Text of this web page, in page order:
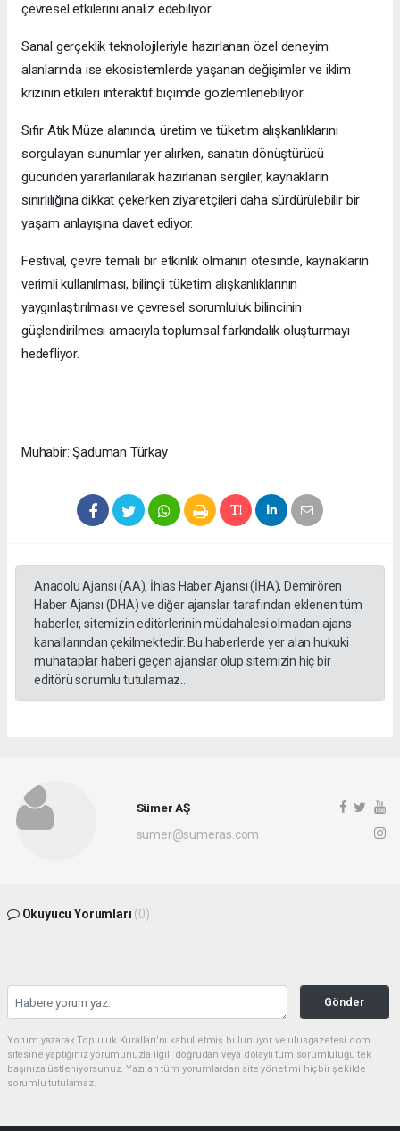
çevresel etkilerini analiz edebiliyor.
Sanal gerçeklik teknolojileriyle hazırlanan özel deneyim
alanlarında ise ekosistemlerde yaşanan değişimler ve iklim
krizinin etkileri interaktif biçimde gözlemlenebiliyor.
Sıfır Atık Müze alanında, üretim ve tüketim alışkanlıklarını
sorgulayan sunumlar yer alırken, sanatın dönüştürücü
gücünden yararlanılarak hazırlanan sergiler, kaynakların
sınırlılığına dikkat çekerken ziyaretçileri daha sürdürülebilir bir
yaşam anlayışına davet ediyor.
Festival, çevre temalı bir etkinlik olmanın ötesinde, kaynakların
verimli kullanılması, bilinçli tüketim alışkanlıklarının
yaygınlaştırılması ve çevresel sorumluluk bilincinin
güçlendirilmesi amacıyla toplumsal farkındalık oluşturmayı
hedefliyor.
Muhabir: Şaduman Türkay
Anadolu Ajansı (AA), İhlas Haber Ajansı (İHA), Demirören
Haber Ajansı (DHA) ve diğer ajanslar tarafından eklenen tüm
haberler, sitemizin editörlerinin müdahalesi olmadan ajans
kanallarından çekilmektedir. Bu haberlerde yer alan hukuki
muhataplar haberi geçen ajanslar olup sitemizin hiç bir
editörü sorumlu tutulamaz...
Sümer AŞ
sumer@sumeras.com
Okuyucu Yorumları (0)
Gönder
Yorum yazarak Topluluk Kuralları’nı kabul etmiş bulunuyor ve ulusgazetesi.com
sitesine yaptığınız yorumunuzla ilgili doğrudan veya dolaylı tüm sorumluluğu tek
başınıza üstleniyorsunuz. Yazılan tüm yorumlardan site yönetimi hiçbir şekilde
sorumlu tutulamaz.